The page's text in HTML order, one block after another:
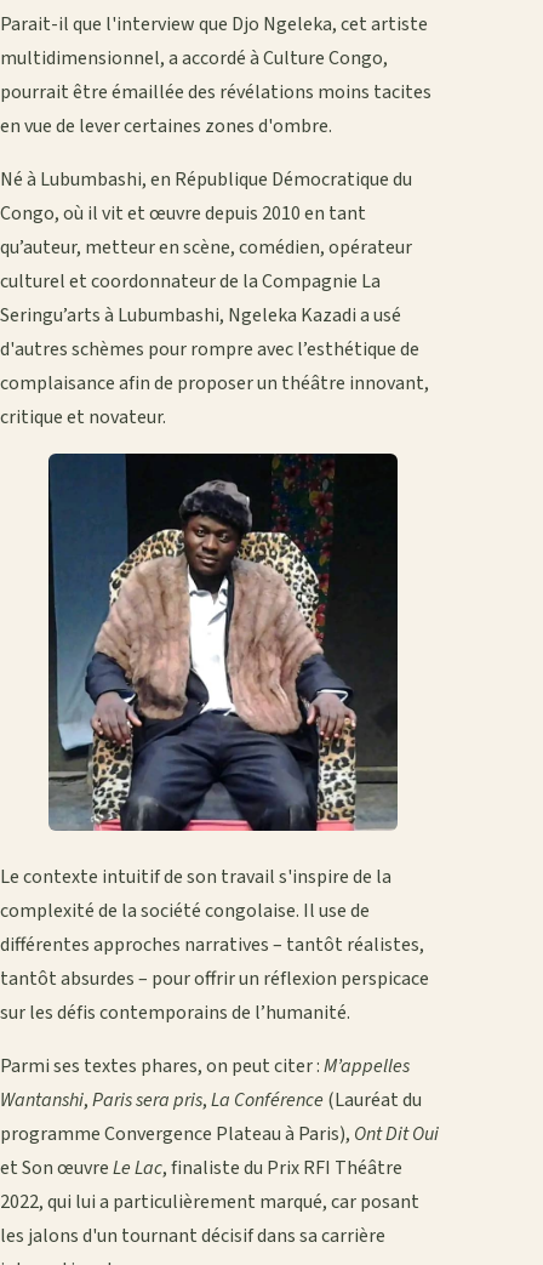
Parait-il que l'interview que Djo Ngeleka, cet artiste
multidimensionnel, a accordé à Culture Congo,
pourrait être émaillée des révélations moins tacites
en vue de lever certaines zones d'ombre.
Né à Lubumbashi, en République Démocratique du
Congo, où il vit et œuvre depuis 2010 en tant
qu’auteur, metteur en scène, comédien, opérateur
culturel et coordonnateur de la Compagnie La
Seringu’arts à Lubumbashi, Ngeleka Kazadi a usé
d'autres schèmes pour rompre avec l’esthétique de
complaisance afin de proposer un théâtre innovant,
critique et novateur.
Le contexte intuitif de son travail s'inspire de la
complexité de la société congolaise. Il use de
différentes approches narratives – tantôt réalistes,
tantôt absurdes – pour offrir un réflexion perspicace
sur les défis contemporains de l’humanité.
Parmi ses textes phares, on peut citer :M’appelles
Wantanshi,Paris sera pris,La Conférence(Lauréat du
programme Convergence Plateau à Paris), Ont Dit Oui
et Son œuvreLe Lac, finaliste du Prix RFI Théâtre
2022, qui lui a particulièrement marqué, car posant
les jalons d'un tournant décisif dans sa carrière